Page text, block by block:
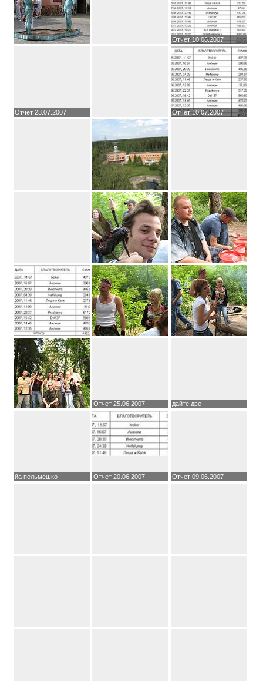
Отчет 10.08.2007
Отчет 23.07.2007 Отчет 10.07.2007
Отчет 25.06.2007 дайте две
йа пельмешко Отчет 20.06.2007 Отчет 09.06.2007